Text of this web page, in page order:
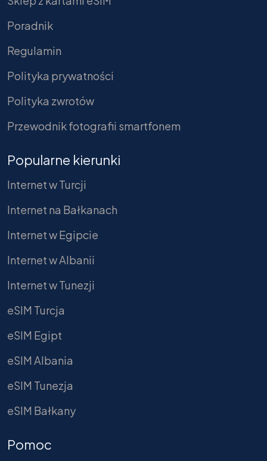
Poradnik
Regulamin
Polityka prywatności
Polityka zwrotów
Przewodnik fotografii smartfonem
Popularne kierunki
Internet w Turcji
Internet na Bałkanach
Internet w Egipcie
Internet w Albanii
Internet w Tunezji
eSIM Turcja
eSIM Egipt
eSIM Albania
eSIM Tunezja
eSIM Bałkany
Pomoc